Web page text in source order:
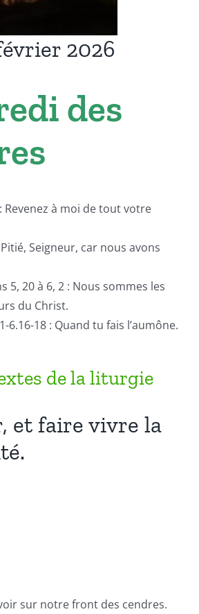
2026
des
Revenez à moi de tout votre
Seigneur, car nous avons
5, 20 à 6, 2 : Nous sommes les
du Christ.
6.16-18 : Quand tu fais l’aumône.
de la liturgie
et faire vivre la
sur notre front des cendres.